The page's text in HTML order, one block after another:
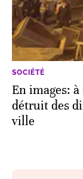
SOCIÉTÉ
En images:
détruit des
ville